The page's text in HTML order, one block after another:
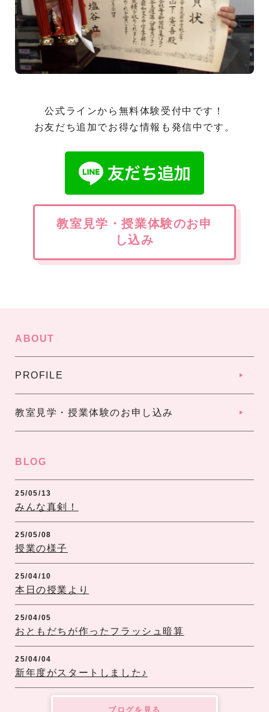
公式ラインから無料体験受付中です！
お友だち追加でお得な情報も発信中です。
教室見学・授業体験のお申
し込み
ABOUT
PROFILE
教室見学・授業体験のお申し込み
BLOG
25/05/13
みんな真剣！
25/05/08
授業の様子
25/04/10
本日の授業より
25/04/05
おともだちが作ったフラッシュ暗算
25/04/04
新年度がスタートしました♪
ブログを見る